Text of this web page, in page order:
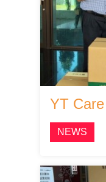
NEWS